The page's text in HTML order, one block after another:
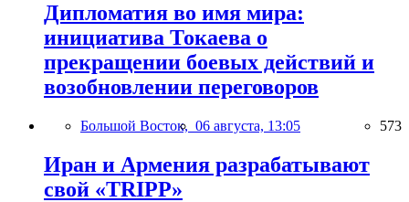
Дипломатия во имя мира:
инициатива Токаева о
прекращении боевых действий и
возобновлении переговоров
Большой Восток, 06 августа, 13:05 573
Иран и Армения разрабатывают
свой «TRIPP»